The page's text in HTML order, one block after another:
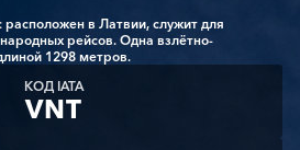
расположен в Латвии, служит для
рейсов. Одна взлётно-
1298 метров.
КОД IATA
VNT